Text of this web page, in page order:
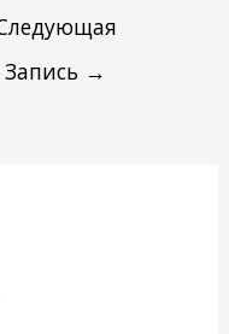
Запись →